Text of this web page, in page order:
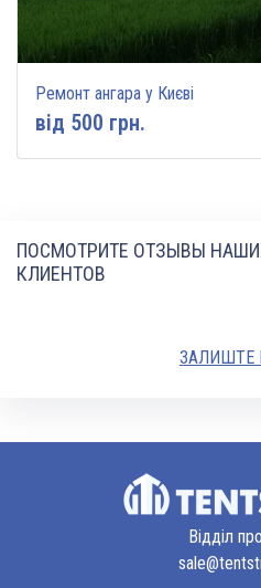
Ремонт ангара у Києві
вiд 500 грн.
ПОСМОТРИТЕ ОТЗЫВЫ
КЛИЕНТОВ
ЗАЛИШТЕ
Відділ